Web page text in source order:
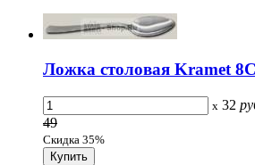
Ложка столовая Kramet
x 32
49
Скидка 35%